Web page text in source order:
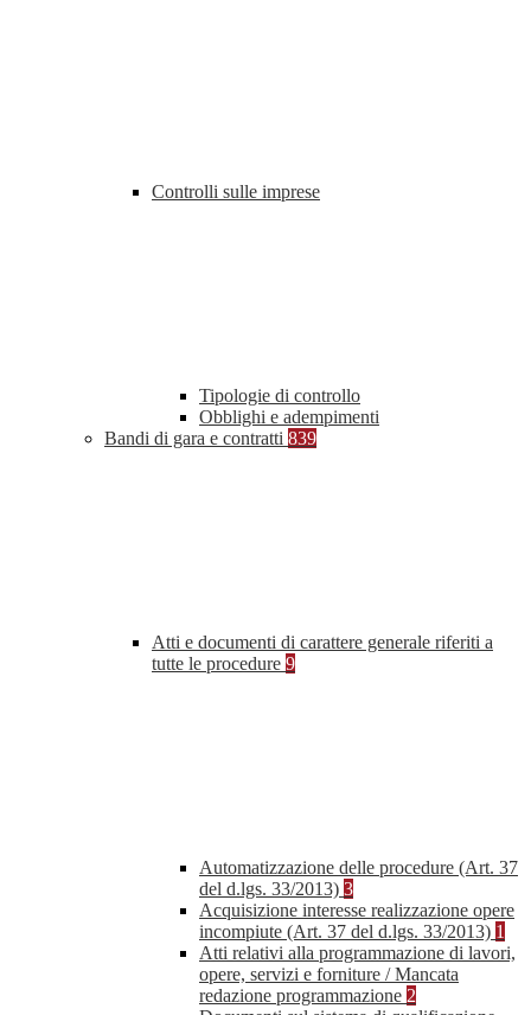
Controlli sulle imprese
Tipologie di controllo
Obblighi e adempimenti
Bandi di gara e contratti 839
Atti e documenti di carattere generale riferiti a
tutte le procedure 9
Automatizzazione delle procedure (Art. 37
del d.lgs. 33/2013) 3
Acquisizione interesse realizzazione opere
incompiute (Art. 37 del d.lgs. 33/2013) 1
Atti relativi alla programmazione di lavori,
opere, servizi e forniture / Mancata
redazione programmazione 2